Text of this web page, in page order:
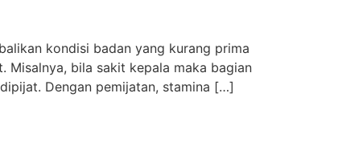
kondisi badan yang kurang prima
Misalnya, bila sakit kepala maka bagian
Dengan pemijatan, stamina […]